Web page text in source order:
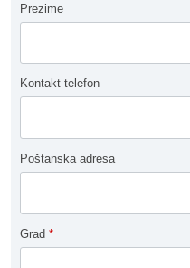
Prezime
Kontakt telefon
Poštanska adresa
Grad *